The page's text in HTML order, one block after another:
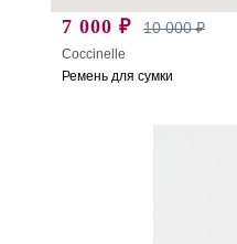
7 000 ₽ 10 000 ₽
Coccinelle
Ремень для сумки